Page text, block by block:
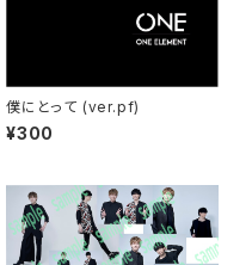
僕にとって (ver.pf)
¥300